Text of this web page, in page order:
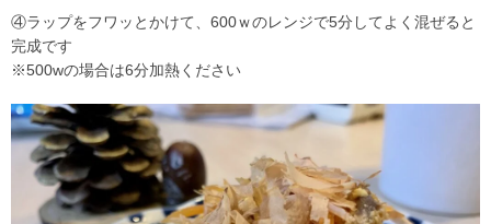
④ラップをフワッとかけて、600ｗのレンジで5分してよく混ぜると
完成です
※500wの場合は6分加熱ください